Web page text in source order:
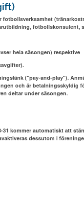
fotbollskonsulent,
hela säsongen) respektive
("pay-and-play").
och är betalningsskyldig
deltar under säsongen.
31 kommer automatiskt att
dessutom i